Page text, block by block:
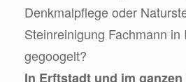
Denkmalpflege oder
Steinreinigung Fachmann in
gegoogelt?
In Erftstadt und im